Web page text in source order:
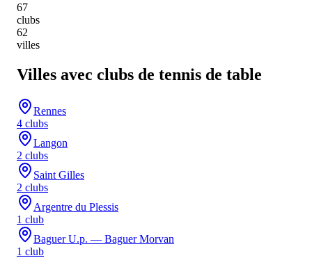
67
clubs
62
villes
Villes avec clubs de tennis de table
Rennes
4 clubs
Langon
2 clubs
Saint Gilles
2 clubs
Argentre du Plessis
1 club
Baguer U.p. — Baguer Morvan
1 club